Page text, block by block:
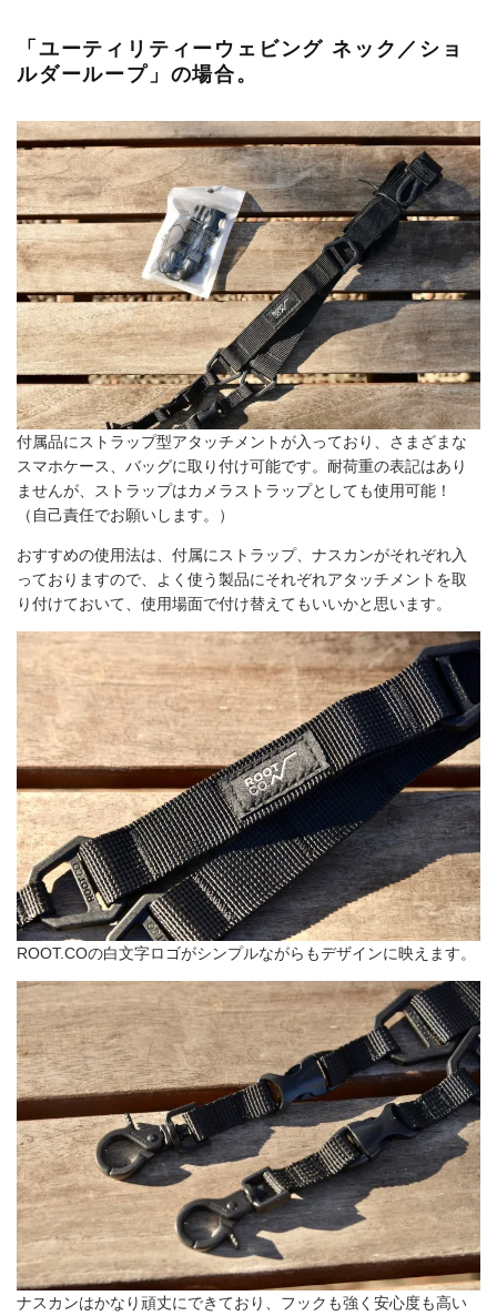
「ユーティリティーウェビング ネック／ショ
ルダーループ」の場合。
付属品にストラップ型アタッチメントが入っており、さまざまな
スマホケース、バッグに取り付け可能です。耐荷重の表記はあり
ませんが、ストラップはカメラストラップとしても使用可能！
（自己責任でお願いします。）
おすすめの使用法は、付属にストラップ、ナスカンがそれぞれ入
っておりますので、よく使う製品にそれぞれアタッチメントを取
り付けておいて、使用場面で付け替えてもいいかと思います。
ROOT.COの白文字ロゴがシンプルながらもデザインに映えます。
ナスカンはかなり頑丈にできており、フックも強く安心度も高い